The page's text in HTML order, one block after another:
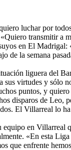
luchar por
transmitir a
en El Madrigal:
de la semana
liguera del
sus virtudes y sólo
puntos, y
disparos de Leo,
El Villarreal lo
en Villarreal
«En esta
que enfrente